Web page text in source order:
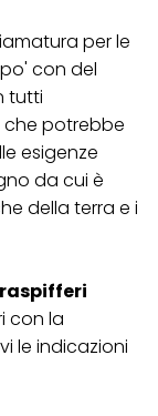
per le
con del
tutti
che potrebbe
esigenze
da cui è
della terra e i
con la
le indicazioni